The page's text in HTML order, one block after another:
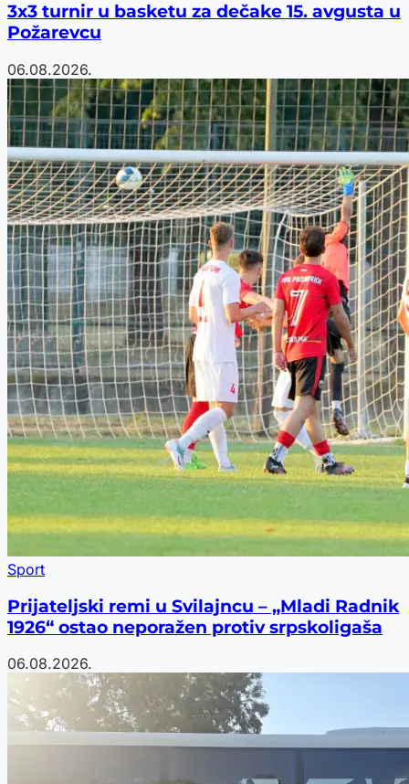
3x3 turnir u basketu za dečake 15. avgusta u
Požarevcu
06.08.2026.
Sport
Prijateljski remi u Svilajncu – „Mladi Radnik
1926“ ostao neporažen protiv srpskoligaša
06.08.2026.